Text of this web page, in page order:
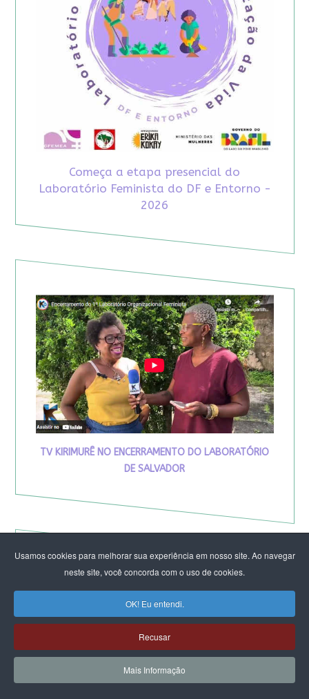
Usamos cookies para melhorar sua experiência em nosso site. Ao navegar
neste site, você concorda com o uso de cookies.
OK! Eu entendi.
Recusar
Mais Informação
Começa a etapa presencial do
Laboratório Feminista do DF e Entorno -
2026
TV KIRIMURÊ NO ENCERRAMENTO DO LABORATÓRIO
DE SALVADOR